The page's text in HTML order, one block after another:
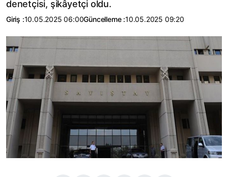
denetçisi, şikâyetçi oldu.
Giriş :10.05.2025 06:00Güncelleme :10.05.2025 09:20